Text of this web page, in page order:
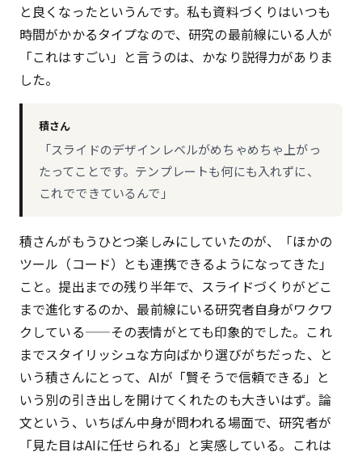
と良くなったというんです。私も資料づくりはいつも
時間がかかるタイプなので、研究の最前線にいる人が
「これはすごい」と言うのは、かなり説得力がありま
した。
積さん
「スライドのデザインレベルがめちゃめちゃ上がっ
たってことです。テンプレートも何にも入れずに、
これでできているんで」
積さんがもうひとつ楽しみにしていたのが、「ほかの
ツール（コード）とも連携できるようになってきた」
こと。提出までの残り半年で、スライドづくりがどこ
まで進化するのか、最前線にいる研究者自身がワクワ
クしている——その表情がとても印象的でした。これ
までスタイリッシュな方向ばかり選びがちだった、と
いう積さんにとって、AIが「賢そうで信頼できる」と
いう別の引き出しを開けてくれたのも大きいはず。論
文という、いちばん中身が問われる場面で、研究者が
「見た目はAIに任せられる」と実感している。これは